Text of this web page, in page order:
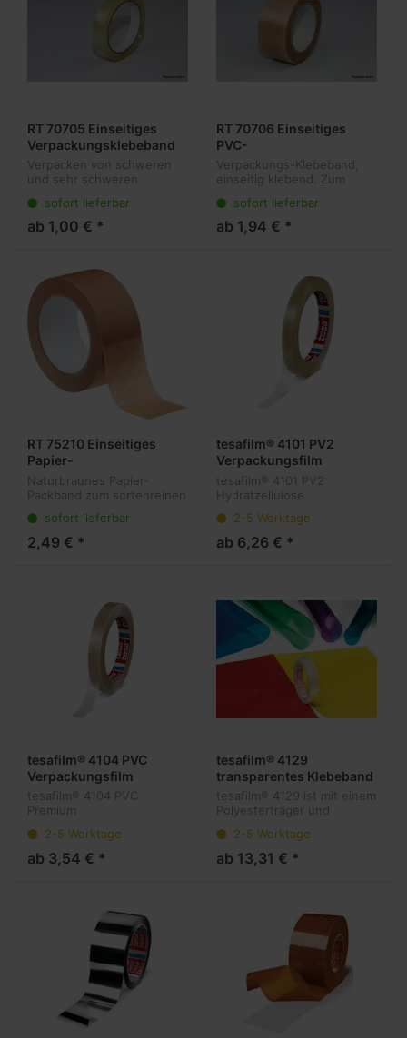
RT 70705 Einseitiges
Verpackungsklebeband
geräuschlos abrollend
Verpacken von schweren
und sehr schweren
wie RT 70704, jedoch mit
höherem Klebstoffauftrag
und verbesserter Klebkraft.
sofort lieferbar
ab 1,00 € *
RT 70706 Einseitiges
PVC-
Verpackungsklebeband
Verpackungs-Klebeband,
einseitig klebend. Zum
mittelschweren und
schweren Kartonagen.
0,055 mm dickes PVC-
sofort lieferbar
ab 1,94 € *
RT 75210 Einseitiges
Papier-
Verpackungsklebeband
50 mm x 50 Meter
Naturbraunes Papier-
Packband zum sortenreinen
mittelschweren Kartonagen.
Umweltfreundliches
Verpacken möglich durch
sofort lieferbar
2,49 € *
tesafilm® 4101 PV2
Verpackungsfilm
tesafilm® 4101 PV2
Hydratzellulose
hoher Steifigkeit des
Trägers, gut von der Hand
einreissbar. Für universelle
2-5 Werktage
ab 6,26 € *
tesafilm® 4104 PVC
Verpackungsfilm
tesafilm® 4104 PVC
Premium
basierend auf einer
robusten PVC-Folie und
einer starken
2-5 Werktage
ab 3,54 € *
tesafilm® 4129
transparentes Klebeband
tesafilm® 4129 ist mit einem
Polyesterträger und
ausgestattet.
2-5 Werktage
ab 13,31 € *